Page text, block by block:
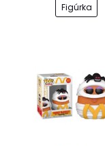
Figúrka